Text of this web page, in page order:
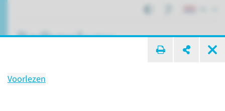
Voorlezen